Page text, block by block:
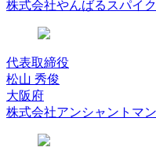
株式会社やんばるスパイク
代表取締役
松山 秀俊
大阪府
株式会社アンシャントマン